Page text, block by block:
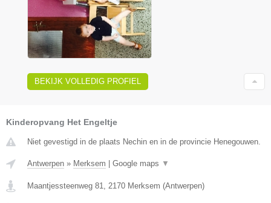
BEKIJK VOLLEDIG PROFIEL
Kinderopvang Het Engeltje
Niet gevestigd in de plaats Nechin en in de provincie Henegouwen.
Antwerpen » Merksem Google maps ▼
Maantjessteenweg 81, 2170 Merksem (Antwerpen)